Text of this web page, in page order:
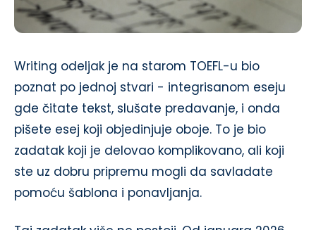
Writing odeljak je na starom TOEFL-u bio
poznat po jednoj stvari - integrisanom eseju
gde čitate tekst, slušate predavanje, i onda
pišete esej koji objedinjuje oboje. To je bio
zadatak koji je delovao komplikovano, ali koji
ste uz dobru pripremu mogli da savladate
pomoću šablona i ponavljanja.